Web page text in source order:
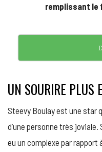
remplissant le
UN SOURIRE PLUS
Steevy Boulay est une star
d’une personne très
eu un complexe par